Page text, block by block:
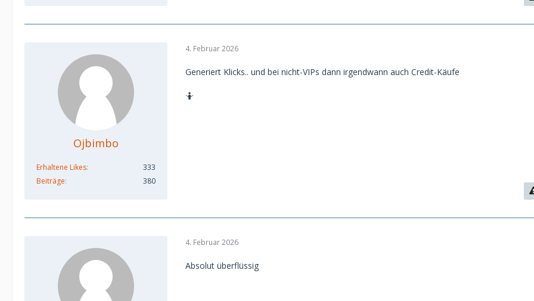
Ojbimbo
Erhaltene Likes
333
Beiträge
380
4. Februar 2026
Generiert Klicks.. und bei nicht-VIPs dann irgendwann auch Credit-Käufe
🤷
4. Februar 2026
Absolut überflüssig